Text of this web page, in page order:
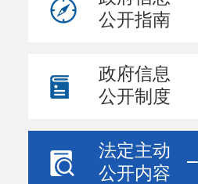
公开指南
政府信息
公开制度
法定主动
公开内容